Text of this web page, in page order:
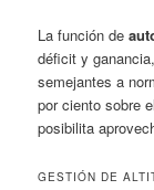
La función de
déficit y
semejantes a
por ciento sobre
posibilita
GESTIÓN DE